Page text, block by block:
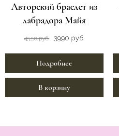
Авторский браслет из
лабрадора Майя
4550 руб. 3990 руб.
Подробнее
В корзину